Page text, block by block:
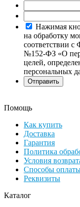
Нажимая
на обработку
соответствии с
№152-ФЗ «О
целей,
персональных
Помощь
Как купить
Доставка
Гарантия
Политика
Условия
Способы
Реквизиты
Каталог